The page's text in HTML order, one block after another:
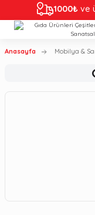
1000₺ ve
Anasayfa Mobilya &